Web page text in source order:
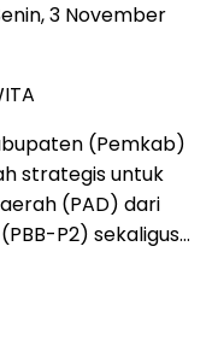
3 November
(Pemkab)
strategis untuk
(PAD) dari
P2) sekaligus…